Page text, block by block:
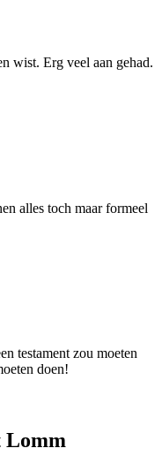
wist. Erg veel aan gehad.
alles toch maar formeel
testament zou moeten
doen!
Lomm